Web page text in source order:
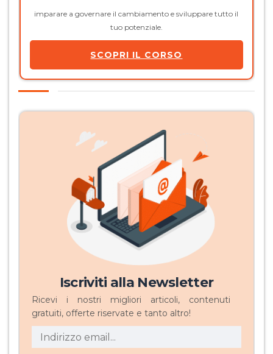
imparare a governare il cambiamento e sviluppare tutto il
tuo potenziale.
SCOPRI IL CORSO
Iscriviti alla Newsletter
Ricevi i nostri migliori articoli, contenuti
gratuiti, offerte riservate e tanto altro!